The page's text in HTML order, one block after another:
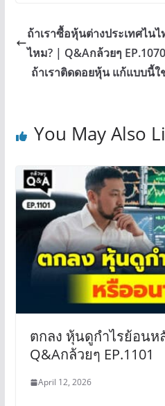
ถ้าเราซื้อหุ้นต่างประเทศไน
ไหม? | Q&Aกล้วยๆ EP.1070
ถ้าเราติดดอยหุ้น แก้แบบนี้
You May Also
ตกลง หุ้นดูกำไรย้อนห
Q&Aกล้วยๆ EP.1101
April 12, 2026